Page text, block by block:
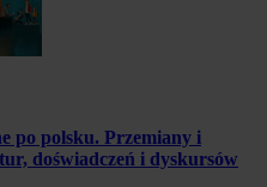
po polsku. Przemiany i
doświadczeń i dyskursów